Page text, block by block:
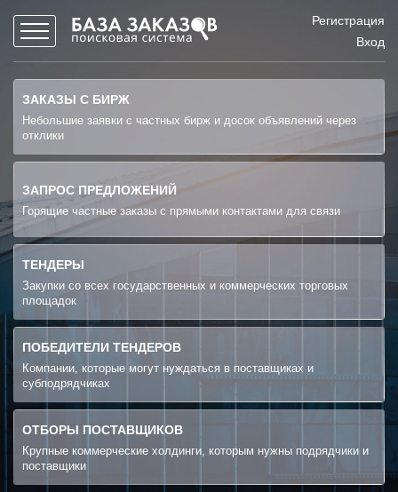
Регистрация
Вход
ЗАКАЗЫ С БИРЖ
Небольшие заявки с частных бирж и досок объявлений через
отклики
ЗАПРОС ПРЕДЛОЖЕНИЙ
Горящие частные заказы с прямыми контактами для связи
ТЕНДЕРЫ
Закупки со всех государственных и коммерческих торговых
площадок
ПОБЕДИТЕЛИ ТЕНДЕРОВ
Компании, которые могут нуждаться в поставщиках и
субподрядчиках
ОТБОРЫ ПОСТАВЩИКОВ
Крупные коммерческие холдинги, которым нужны подрядчики и
поставщики